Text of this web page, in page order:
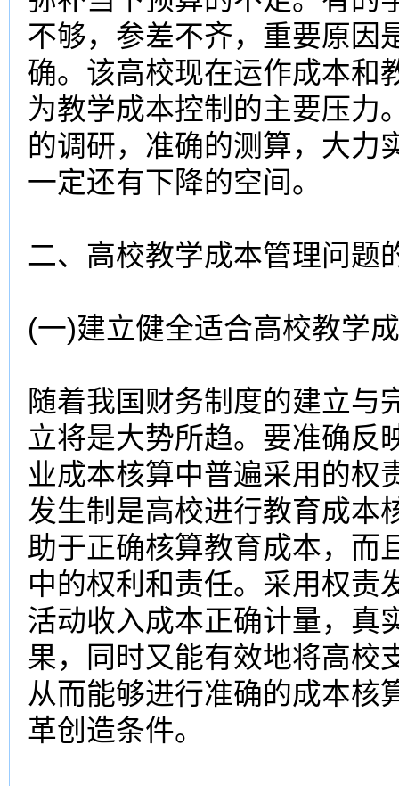
不够，参差不齐，重要原因
确。该高校现在运作成本和
为教学成本控制的主要压力
的调研，准确的测算，大力
一定还有下降的空间。
二、 高校教学成本管理问题
(一)建立健全适合高校教学
随着我国财务制度的建立与
立将是大势所趋。要准确反
业成本核算中普遍采用的权
发生制是高校进行教育成本
助于正确核算教育成本，而
中的权利和责任。采用权责
活动收入成本正确计量，真
果，同时又能有效地将高校
从而能够进行准确的成本核
革创造条件。